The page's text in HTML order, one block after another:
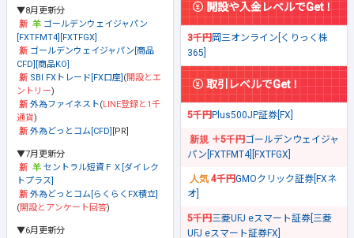
▼8月更新分
ゴールデンウェイジャパン
[FXTFMT4][FXTFGX]
ゴールデンウェイジャパン[商品
CFD][商品KO]
SBI FXトレード[FX口座] (開設とエ
ントリー)
外為ファイネスト(LINE登録と1千
通貨)
外為どっとコム[CFD] [PR]
▼7月更新分
セントラル短資ＦＸ[ダイレク
トプラス]
外為どっとコム[らくらくFX積立]
(開設とアンケート回答)
▼6月更新分
開設や入金レベルでGet！
3千円岡三オンライン[くりっく株
365]
取引レベルでGet！
5千円Plus500JP証券[FX]
＋5千円ゴールデンウェイジャ
パン[FXTFMT4][FXTFGX]
4千円GMOクリック証券[FXネ
オ]
5千円三菱UFJ eスマート証券[三菱
UFJ eスマート証券FX]